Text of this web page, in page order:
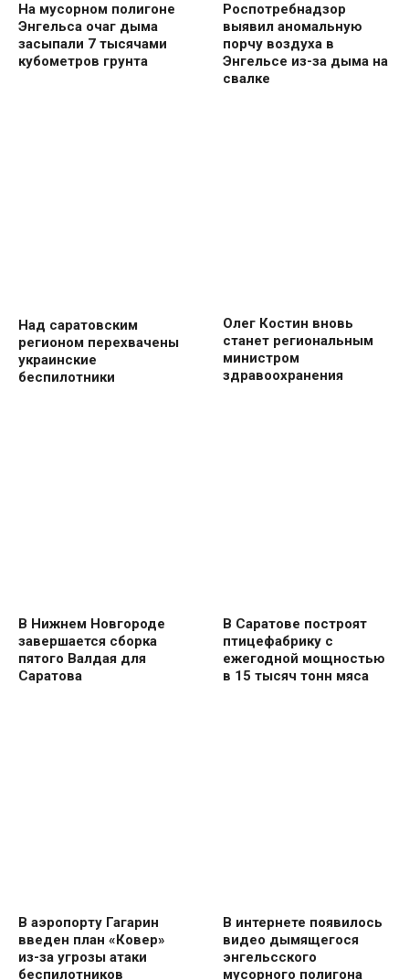
На мусорном полигоне
Энгельса очаг дыма
засыпали 7 тысячами
кубометров грунта
Роспотребнадзор
выявил аномальную
порчу воздуха в
Энгельсе из-за дыма на
свалке
Над саратовским
регионом перехвачены
украинские
беспилотники
Олег Костин вновь
станет региональным
министром
здравоохранения
В Нижнем Новгороде
завершается сборка
пятого Валдая для
Саратова
В Саратове построят
птицефабрику с
ежегодной мощностью
в 15 тысяч тонн мяса
В аэропорту Гагарин
введен план «Ковер»
из-за угрозы атаки
беспилотников
В интернете появилось
видео дымящегося
энгельсского
мусорного полигона